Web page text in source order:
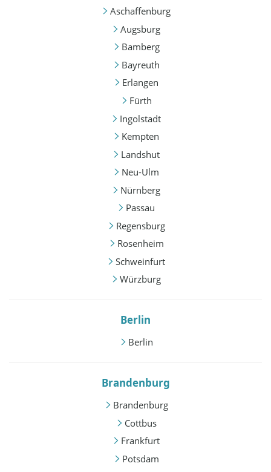
Aschaffenburg
Augsburg
Bamberg
Bayreuth
Erlangen
Fürth
Ingolstadt
Kempten
Landshut
Neu-Ulm
Nürnberg
Passau
Regensburg
Rosenheim
Schweinfurt
Würzburg
Berlin
Berlin
Brandenburg
Brandenburg
Cottbus
Frankfurt
Potsdam